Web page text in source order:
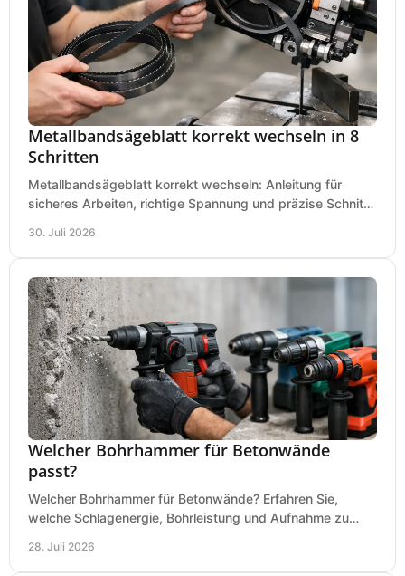
Metallbandsägeblatt korrekt wechseln in 8
Schritten
Metallbandsägeblatt korrekt wechseln: Anleitung für
sicheres Arbeiten, richtige Spannung und präzise Schnitte
30. Juli 2026
Welcher Bohrhammer für Betonwände
passt?
Welcher Bohrhammer für Betonwände? Erfahren Sie,
welche Schlagenergie, Bohrleistung und Aufnahme zu
28. Juli 2026